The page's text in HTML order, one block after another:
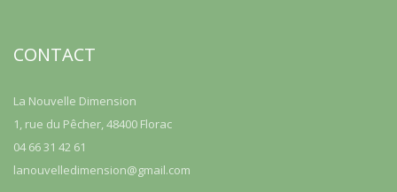
CONTACT
La Nouvelle Dimension
1, rue du Pêcher, 48400 Florac
04 66 31 42 61
lanouvelledimension@gmail.com